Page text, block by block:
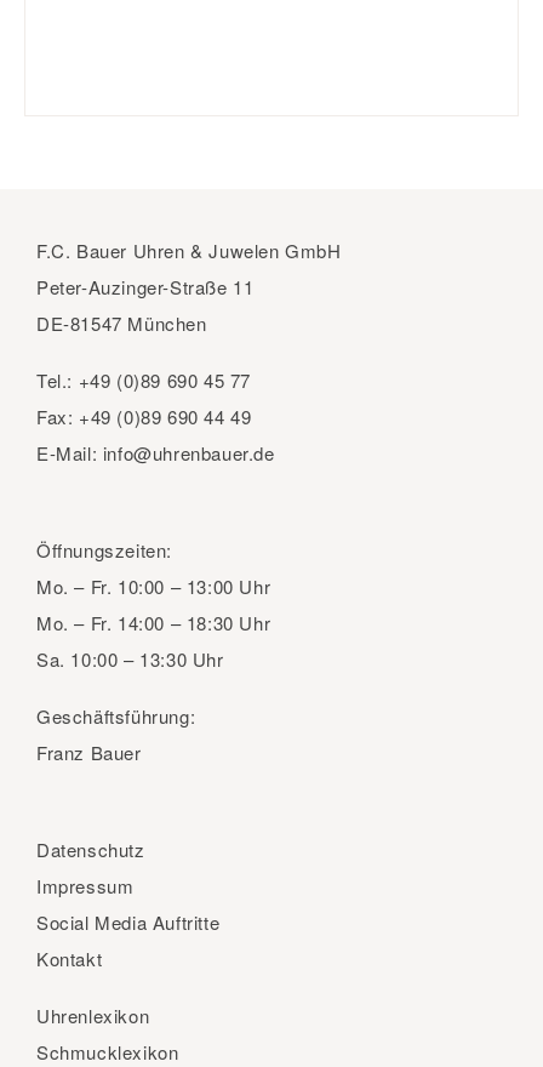
F.C. Bauer Uhren & Juwelen GmbH
Peter-Auzinger-Straße 11
DE-81547 München
Tel.: +49 (0)89 690 45 77
Fax: +49 (0)89 690 44 49
E-Mail: info@uhrenbauer.de
Öffnungszeiten:
Mo. – Fr. 10:00 – 13:00 Uhr
Mo. – Fr. 14:00 – 18:30 Uhr
Sa. 10:00 – 13:30 Uhr
Geschäftsführung:
Franz Bauer
Datenschutz
Impressum
Social Media Auftritte
Kontakt
Uhrenlexikon
Schmucklexikon